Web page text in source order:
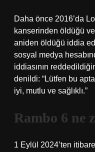
Daha önce 2016’da
kanserinden öldüğü
aniden öldüğü iddia
sosyal medya
iddiasının
denildi: “Lütfen bu
iyi, mutlu ve sağlıklı.”
Rambo 6 ne
1 Eylül 2024’ten